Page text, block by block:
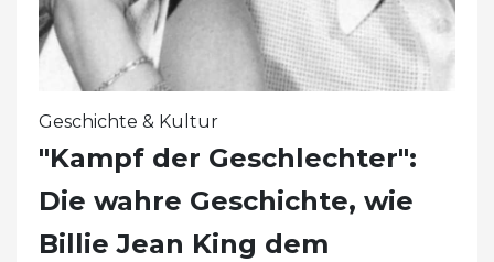
Geschichte & Kultur
"Kampf der Geschlechter":
Die wahre Geschichte, wie
Billie Jean King dem